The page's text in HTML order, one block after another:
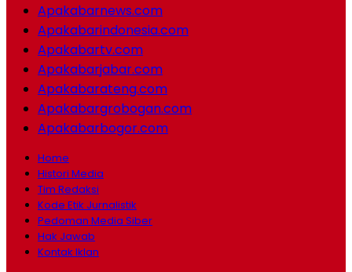
Apakabarnews.com
Apakabarindonesia.com
Apakabartv.com
Apakabarjabar.com
Apakabarateng.com
Apakabargrobogan.com
Apakabarbogor.com
Home
Histori Media
Tim Redaksi
Kode Etik Jurnalistik
Pedoman Media Siber
Hak Jawab
Kontak Iklan